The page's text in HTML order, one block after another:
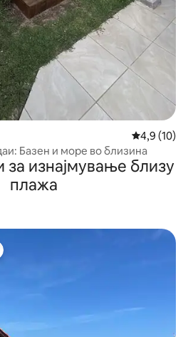
Просечна
4,9 (10)
Базен и море во близина
за изнајмување близу
плажа